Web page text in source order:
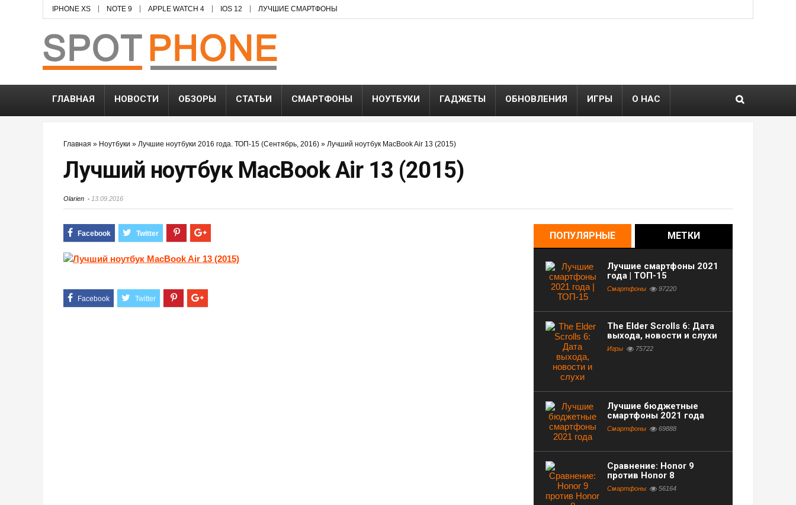
IPHONE XS NOTE 9 APPLE WATCH 4 IOS 12 ЛУЧШИЕ СМАРТФОНЫ
ГЛАВНАЯ НОВОСТИ ОБЗОРЫ СТАТЬИ СМАРТФОНЫ НОУТБУКИ ГАДЖЕТЫ ОБНОВЛЕНИЯ ИГРЫ О НАС
Главная » Ноутбуки » Лучшие ноутбуки 2016 года. ТОП-15 (Сентябрь, 2016) » Лучший ноутбук MacBook Air 13 (2015)
Лучший ноутбук MacBook Air 13 (2015)
Olarien 13.09.2016
ПОПУЛЯРНЫЕ МЕТКИ
Лучшие смартфоны 2021
года | ТОП-15
Смартфоны 97220
The Elder Scrolls 6: Дата
выхода, новости и слухи
Игры 75722
Лучшие бюджетные
смартфоны 2021 года
Смартфоны 69888
Сравнение: Honor 9
против Honor 8
Смартфоны 56164